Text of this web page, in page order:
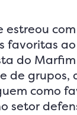
estreou
favoritas
do
de grupos,
como
setor